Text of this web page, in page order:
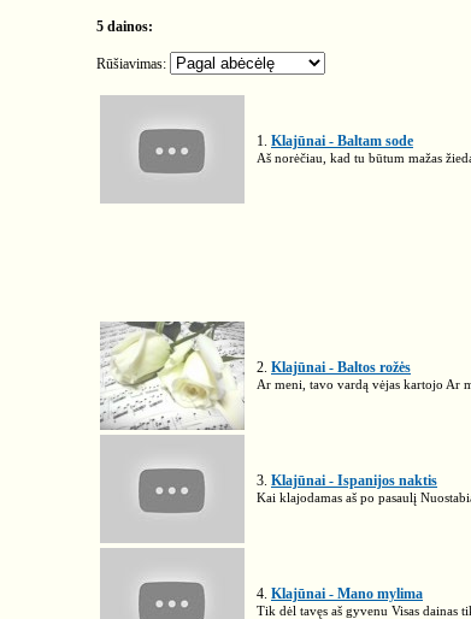
5 dainos:
Rūšiavimas:
1. Klajūnai - Baltam sode
Aš norėčiau, kad tu būtum mažas
2. Klajūnai - Baltos rožės
Ar meni, tavo vardą vėjas kartojo Ar
3. Klajūnai - Ispanijos naktis
Kai klajodamas aš po pasaulį
4. Klajūnai - Mano mylima
Tik dėl tavęs aš gyvenu Visas dainas